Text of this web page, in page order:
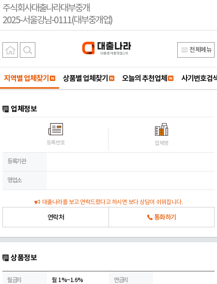
주식회사대출나라대부중개
2025-서울강남-0111(대부중개업)
전체메뉴
지역별 업체찾기 상품별 업체찾기 오늘의 추천업체 사기번호검
업체정보
등록번호 업체명
등록기관
영업소
대출나라를 보고 연락드렸다고 하시면 보다 상담이 쉬워집니다.
연락처 통화하기
상품정보
월금리 월 1%~1.6% 연금리